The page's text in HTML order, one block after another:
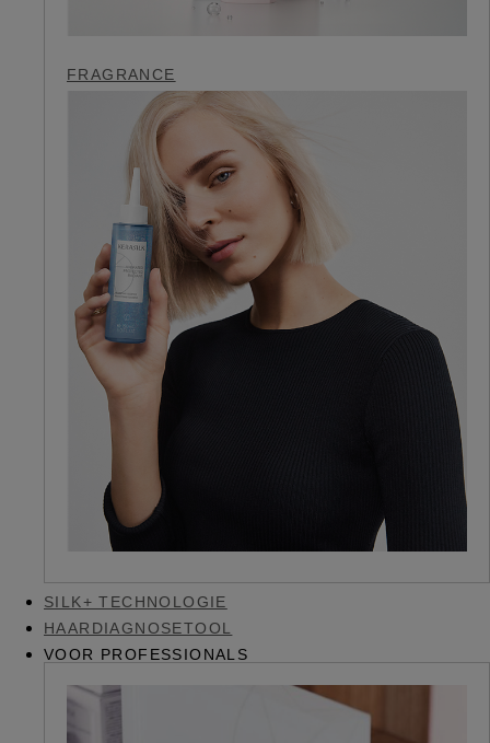
FRAGRANCE
SILK+ TECHNOLOGIE
HAARDIAGNOSETOOL
VOOR PROFESSIONALS